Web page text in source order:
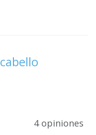
4 opiniones